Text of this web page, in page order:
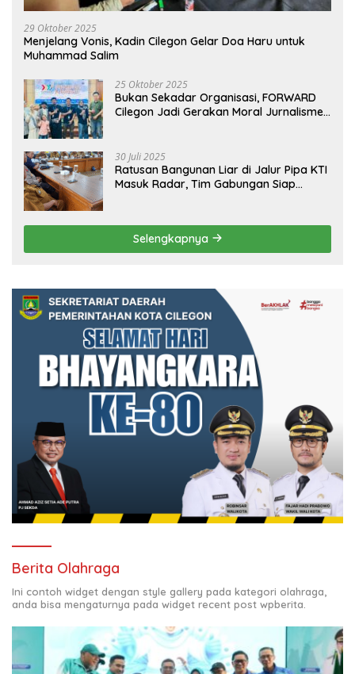
29 Oktober 2025
Menjelang Vonis, Kadin Cilegon Gelar Doa Haru untuk
Muhammad Salim
25 Oktober 2025
Bukan Sekadar Organisasi, FORWARD
Cilegon Jadi Gerakan Moral Jurnalisme
30 Juli 2025
Ratusan Bangunan Liar di Jalur Pipa KTI
Masuk Radar, Tim Gabungan Siap
Selengkapnya
Berita Olahraga
Ini contoh widget dengan style gallery pada kategori olahraga,
anda bisa mengaturnya pada widget recent post wpberita.